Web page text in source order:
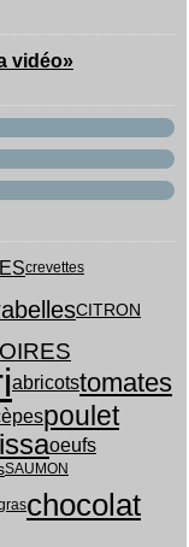
vidéo»
crevettes
CITRON
abricotstomates
poulet
oeufs
SAUMON
chocolat